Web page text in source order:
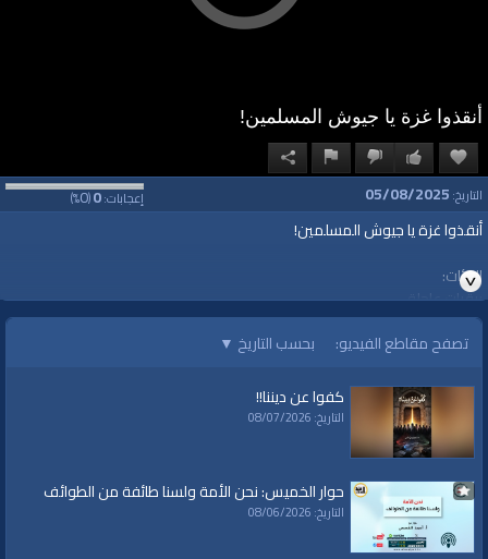
أنقذوا غزة يا جيوش المسلمين!
إعجابات:0
(
0
%) التاريخ: 05/08/2025
أنقذوا غزة يا جيوش المسلمين!
الفئات:
برقيات عاجلة
قنوات:
العلامات:ثبات|صبر أهل غزة|تهجير أهالي غزة
تصفح مقاطع الفيديو: بحسب التاريخ ▼
كفوا عن ديننا!!
التاريخ: 08/07/2026
حوار الخميس: نحن الأمة ولسنا طائفة من الطوائف
التاريخ: 08/06/2026